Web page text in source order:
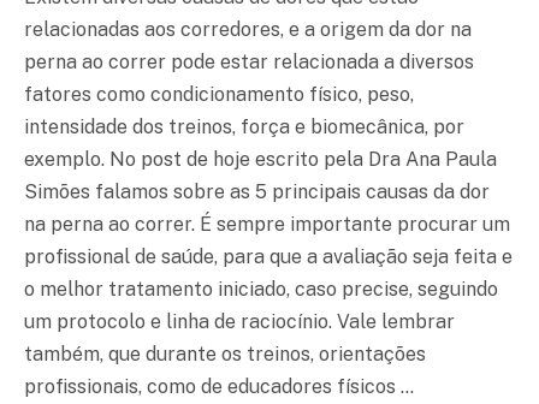
relacionadas aos corredores, e a origem da dor na
perna ao correr pode estar relacionada a diversos
fatores como condicionamento físico, peso,
intensidade dos treinos, força e biomecânica, por
exemplo. No post de hoje escrito pela Dra Ana Paula
Simões falamos sobre as 5 principais causas da dor
na perna ao correr. É sempre importante procurar um
profissional de saúde, para que a avaliação seja feita e
o melhor tratamento iniciado, caso precise, seguindo
um protocolo e linha de raciocínio. Vale lembrar
também, que durante os treinos, orientações
profissionais, como de educadores físicos …